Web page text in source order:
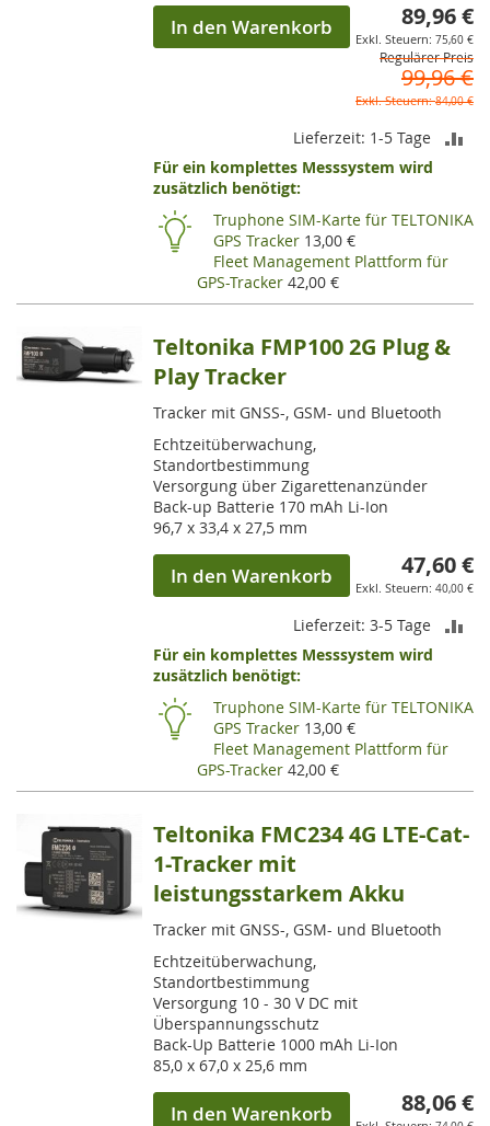
89,96 €
75,60 €
Regulärer Preis
99,96 €
84,00 €
In den Warenkorb
Lieferzeit: 1-5 Tage
Für ein komplettes Messsystem wird
zusätzlich benötigt:
Truphone SIM-Karte für TELTONIKA
GPS Tracker 13,00 €
Fleet Management Plattform für
GPS-Tracker 42,00 €
Teltonika FMP100 2G Plug &
Play Tracker
Tracker mit GNSS-, GSM- und Bluetooth
Echtzeitüberwachung,
Standortbestimmung
Versorgung über Zigarettenanzünder
Back-up Batterie 170 mAh Li-Ion
96,7 x 33,4 x 27,5 mm
47,60 €
40,00 €
In den Warenkorb
Lieferzeit: 3-5 Tage
Für ein komplettes Messsystem wird
zusätzlich benötigt:
Truphone SIM-Karte für TELTONIKA
GPS Tracker 13,00 €
Fleet Management Plattform für
GPS-Tracker 42,00 €
Teltonika FMC234 4G LTE-Cat-
1-Tracker mit
leistungsstarkem Akku
Tracker mit GNSS-, GSM- und Bluetooth
Echtzeitüberwachung,
Standortbestimmung
Versorgung 10 - 30 V DC mit
Überspannungsschutz
Back-Up Batterie 1000 mAh Li-Ion
85,0 x 67,0 x 25,6 mm
88,06 €
In den Warenkorb